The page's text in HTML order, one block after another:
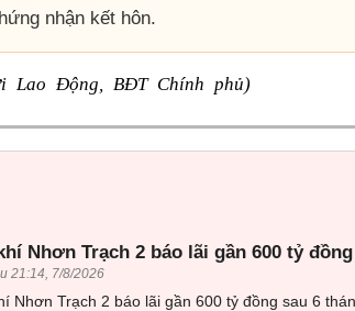
nhận kết hôn.
Lao Động, BĐT Chính phủ)
Nhơn Trạch 2 báo lãi gần 600 tỷ
21:14, 7/8/2026
Nhơn Trạch 2 báo lãi gần 600 tỷ đồng sau 6